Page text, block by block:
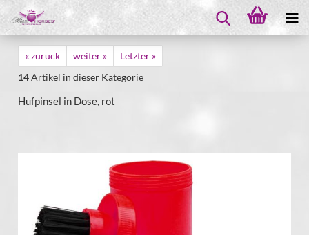
« zurück weiter »
Letzter »
14Artikel in dieser Kategorie
Hufpinsel in Dose, rot